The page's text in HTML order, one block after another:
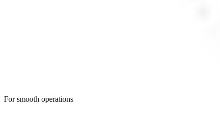
For smooth operations